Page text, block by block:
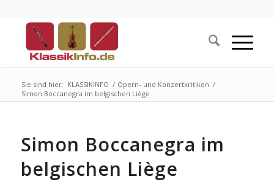
Sie sind hier: KLASSIKINFO / Opern- und Konzertkritiken /
Simon Boccanegra im belgischen Liège
Simon Boccanegra im
belgischen Liège